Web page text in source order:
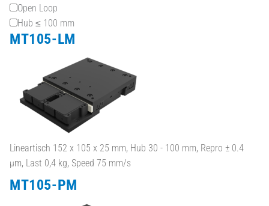
Open Loop
Hub ≤ 100 mm
MT105-LM
Lineartisch 152 x 105 x 25 mm, Hub 30 - 100 mm, Repro ± 0.4
µm, Last 0,4 kg, Speed 75 mm/s
MT105-PM